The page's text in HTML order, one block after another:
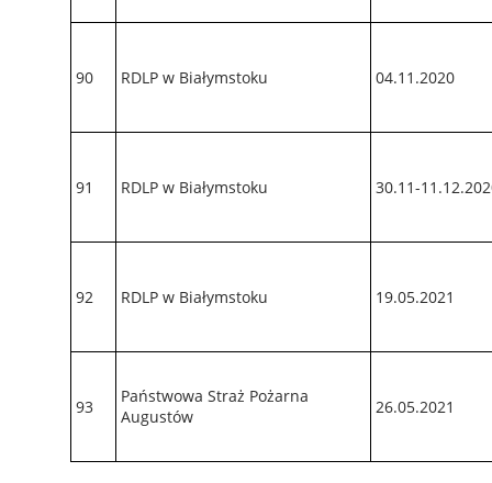
90 RDLP w Białymstoku 04.11.2020
91 RDLP w Białymstoku 30.11-
92 RDLP w Białymstoku 19.05.2021
93
Państwowa Straż Pożarna
Augustów
26.05.2021